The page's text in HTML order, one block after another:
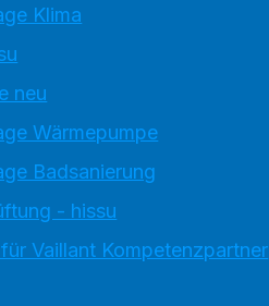
Klima
neu
Wärmepumpe
Badsanierung
- hissu
Vaillant Kompetenzpartner